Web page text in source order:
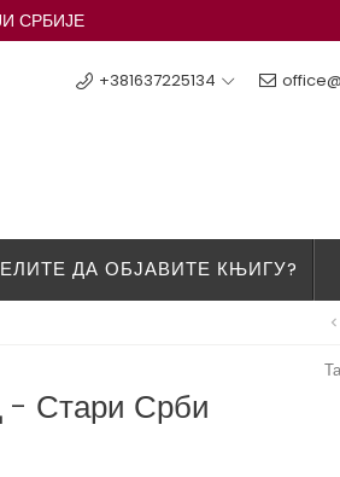
СРБИЈЕ
+381637225134
ДА ОБЈАВИТЕ КЊИГУ?
chevron_left
- Стари Срби